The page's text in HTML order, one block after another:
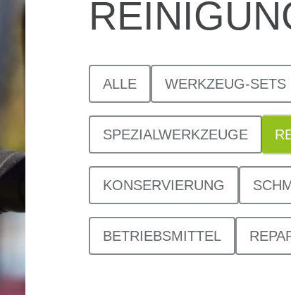
ALLE WERKZEUG-SETS
SPEZIALWERKZEUGE
KONSERVIERUNG
BETRIEBSMITTEL